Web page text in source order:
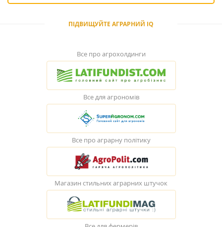
ПІДВИЩУЙТЕ АГРАРНИЙ IQ
Все про агрохолдинги
Все для агрономів
Все про аграрну політику
Магазин стильних аграрних штучок